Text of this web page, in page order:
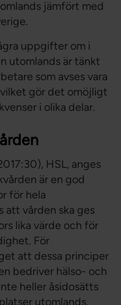
jämfört med
uppgifter om i
utomlands är tänkt
som avses vara
gör det omöjligt
i olika delar.
HSL, anges
är en god
för hela
att vården ska ges
lika värde och för
För
att dessa principer
bedriver hälso- och
heller åsidosätts
utomlands.